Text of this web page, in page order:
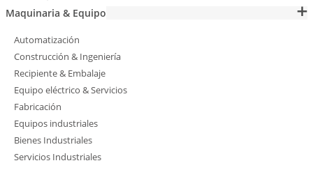
Maquinaria & Equipo
Automatización
Construcción & Ingeniería
Recipiente & Embalaje
Equipo eléctrico & Servicios
Fabricación
Equipos industriales
Bienes Industriales
Servicios Industriales